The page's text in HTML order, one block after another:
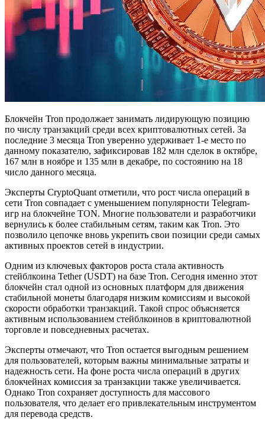
Блокчейн Tron продолжает занимать лидирующую позицию
по числу транзакций среди всех криптовалютных сетей. За
последние 3 месяца Tron уверенно удерживает 1-е место по
данному показателю, зафиксировав 182 млн сделок в октябре,
167 млн в ноябре и 135 млн в декабре, по состоянию на 18
число данного месяца.
Эксперты CryptoQuant отметили, что рост числа операций в
сети Tron совпадает с уменьшением популярности Telegram-
игр на блокчейне TON. Многие пользователи и разработчики
вернулись к более стабильным сетям, таким как Tron. Это
позволило цепочке вновь укрепить свои позиции среди самых
активных проектов сетей в индустрии.
Одним из ключевых факторов роста стала активность
стейблкоина Tether (USDT) на базе Tron. Сегодня именно этот
блокчейн стал одной из основных платформ для движения
стабильной монеты благодаря низким комиссиям и высокой
скорости обработки транзакций. Такой спрос объясняется
активным использованием стейблкоинов в криптовалютной
торговле и повседневных расчетах.
Эксперты отмечают, что Tron остается выгодным решением
для пользователей, которым важны минимальные затраты и
надежность сети. На фоне роста числа операций в других
блокчейнах комиссия за транзакции также увеличивается.
Однако Tron сохраняет доступность для массового
пользователя, что делает его привлекательным инструментом
для перевода средств.